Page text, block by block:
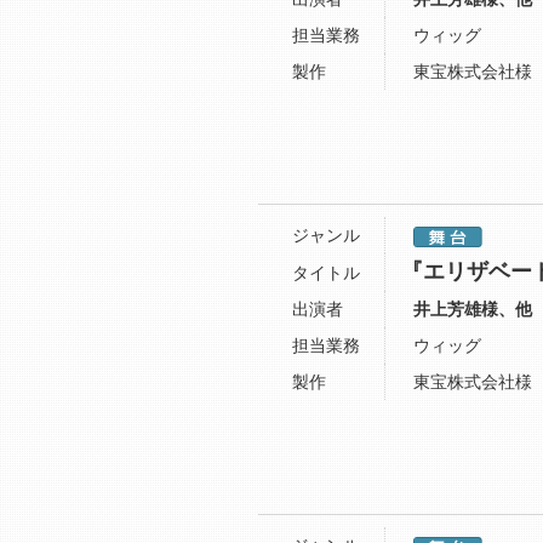
担当業務
ウィッグ
製作
東宝株式会社様
ジャンル
タイトル
『エリザベー
出演者
井上芳雄様、他
担当業務
ウィッグ
製作
東宝株式会社様